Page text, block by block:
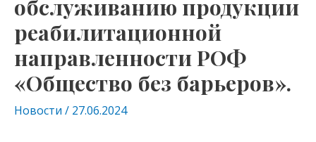
обслуживанию продукции
реабилитационной
направленности РОФ
«Общество без барьеров».
Новости / 27.06.2024